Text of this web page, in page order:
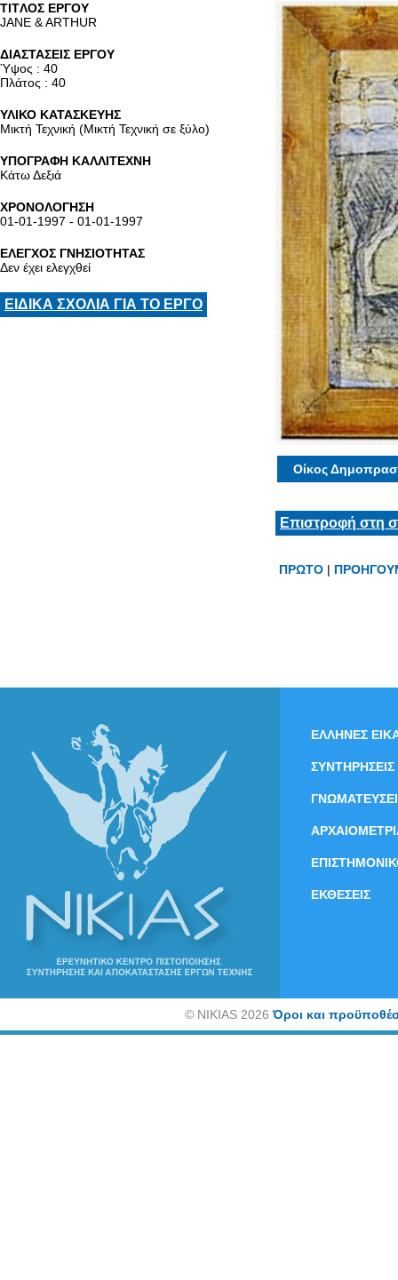
TITΛΟΣ ΕΡΓΟΥ
JANE & ARTHUR
ΔΙΑΣΤΑΣΕΙΣ ΕΡΓΟΥ
Ύψος : 40
Πλάτος : 40
ΥΛΙΚΟ ΚΑΤΑΣΚΕΥΗΣ
Μικτή Τεχνική (Μικτή Τεχνική σε ξύλο)
ΥΠΟΓΡΑΦΗ ΚΑΛΛΙΤΕΧΝΗ
Κάτω Δεξιά
ΧΡΟΝΟΛΟΓΗΣΗ
01-01-1997 - 01-01-1997
ΕΛΕΓΧΟΣ ΓΝΗΣΙΟΤΗΤΑΣ
Δεν έχει ελεγχθεί
ΕΙΔΙΚΑ ΣΧΟΛΙΑ ΓΙΑ ΤΟ ΕΡΓΟ
Οίκος
Επιστροφή στη
ΠΡΩΤΟ |
ΕΛΛΗΝΕΣ
ΣΥΝΤΗΡΗΣΕΙΣ
ΕΚΘΕΣΕΙΣ
©NIKIAS 2026Όροι και